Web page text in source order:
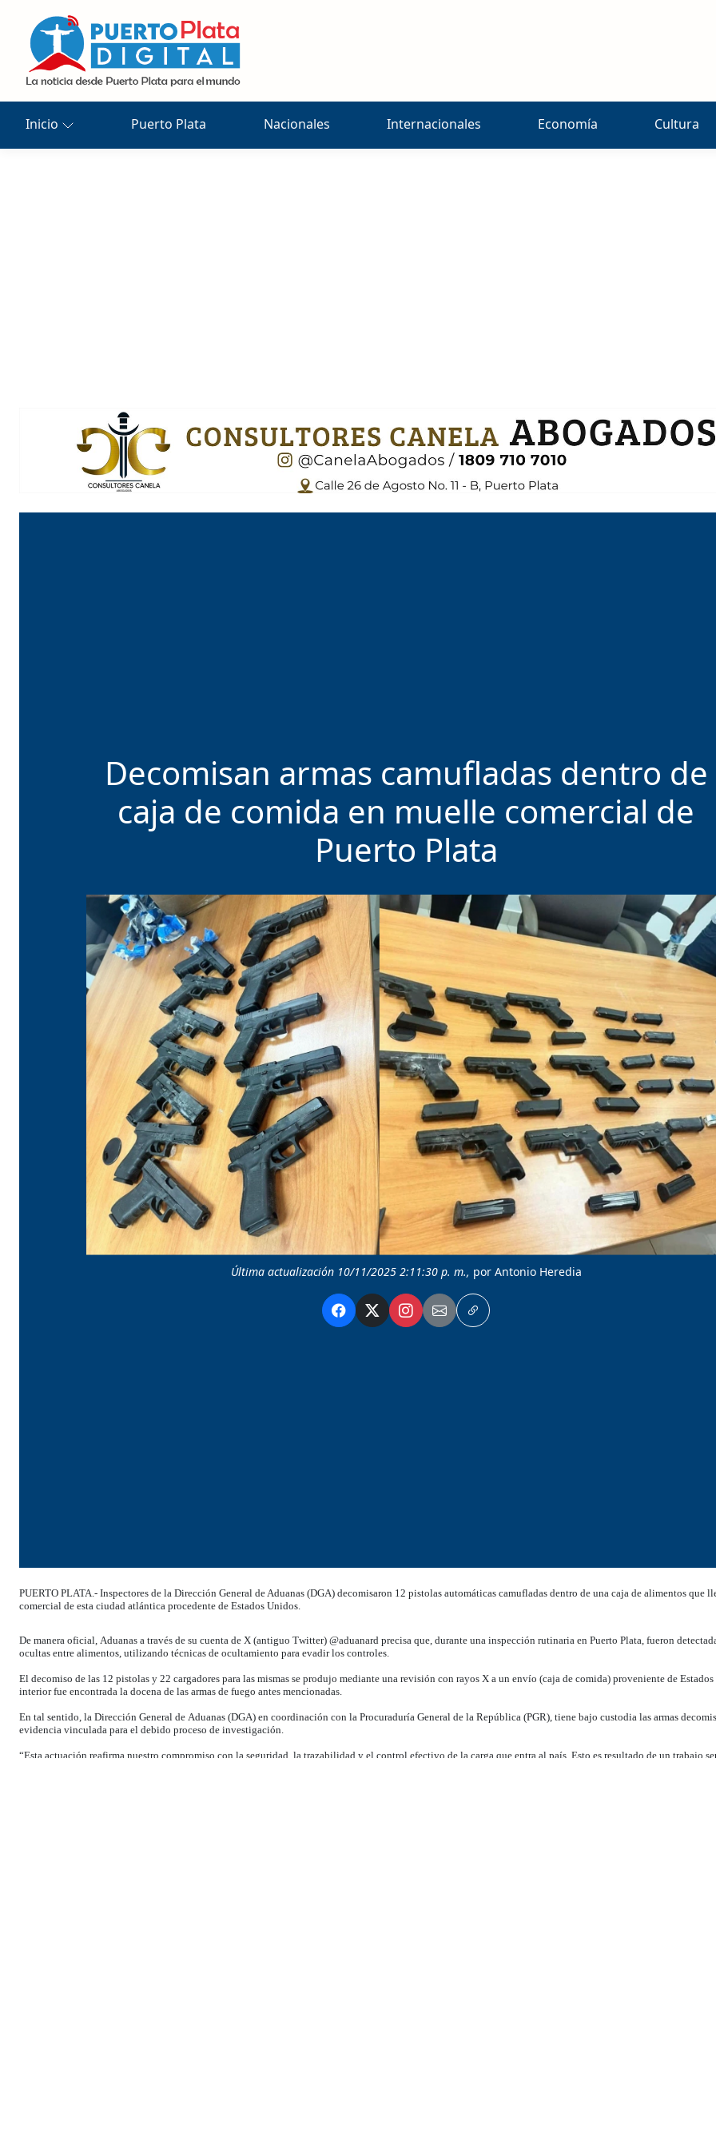
Inicio Puerto Plata Nacionales Internacionales Economía Cultura
Decomisan armas camufladas dentro de
caja de comida en muelle comercial de
Puerto Plata
Última actualización 10/11/2025 2:11:30 p. m., por Antonio Heredia
PUERTO PLATA.- Inspectores de la Dirección General de Aduanas (DGA) decomisaron 12 pistolas automáticas camufladas dentro de una caja de alimentos que
comercial de esta ciudad atlántica procedente de Estados Unidos.
De manera oficial, Aduanas a través de su cuenta de X (antiguo Twitter) @aduanard precisa que, durante una inspección rutinaria en Puerto Plata, fueron
ocultas entre alimentos, utilizando técnicas de ocultamiento para evadir los controles.
El decomiso de las 12 pistolas y 22 cargadores para las mismas se produjo mediante una revisión con rayos X a un envío (caja de comida) proveniente de
interior fue encontrada la docena de las armas de fuego antes mencionadas.
En tal sentido, la Dirección General de Aduanas (DGA) en coordinación con la Procuraduría General de la República (PGR), tiene bajo custodia las armas
evidencia vinculada para el debido proceso de investigación.
“Esta actuación reafirma nuestro compromiso con la seguridad, la trazabilidad y el control efectivo de la carga que entra al país. Esto es resultado de un trabajo